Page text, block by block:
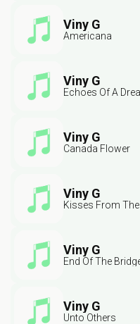
Viny G
Americana
Viny G
Echoes Of A
Viny G
Canada Flower
Viny G
Kisses From
Viny G
End Of The
Viny G
Unto Others